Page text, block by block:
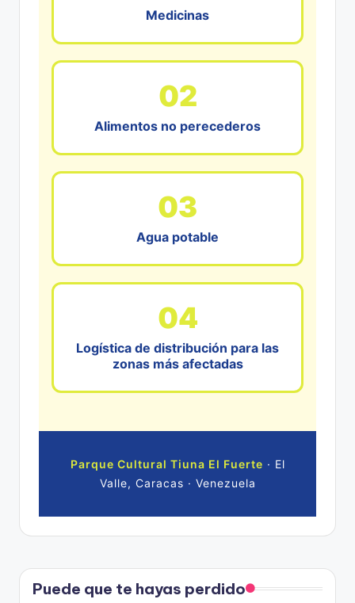
Medicinas
02
Alimentos no perecederos
03
Agua potable
04
Logística de distribución para las
zonas más afectadas
Parque Cultural Tiuna El Fuerte · El
Valle, Caracas · Venezuela
Puede que te hayas perdido